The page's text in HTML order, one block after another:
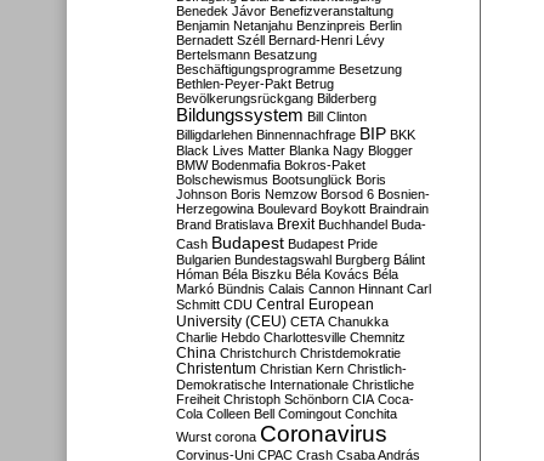
Benedek Jávor Benefizveranstaltung
Benjamin Netanjahu Benzinpreis Berlin
Bernadett Széll Bernard-Henri Lévy
Bertelsmann Besatzung
Beschäftigungsprogramme Besetzung
Bethlen-Peyer-Pakt Betrug
Bevölkerungsrückgang Bilderberg
Bildungssystem Bill Clinton
Billigdarlehen Binnennachfrage BIP BKK
Black Lives Matter Blanka Nagy Blogger
BMW Bodenmafia Bokros-Paket
Bolschewismus Bootsunglück Boris
Johnson Boris Nemzow Borsod 6 Bosnien-
Herzegowina Boulevard Boykott Braindrain
Brand Bratislava Brexit Buchhandel Buda-
Cash Budapest Budapest Pride
Bulgarien Bundestagswahl Burgberg Bálint
Hóman Béla Biszku Béla Kovács Béla
Markó Bündnis Calais Cannon Hinnant Carl
Schmitt CDU Central European
University (CEU) CETA Chanukka
Charlie Hebdo Charlottesville Chemnitz
China Christchurch Christdemokratie
Christentum Christian Kern Christlich-
Demokratische Internationale Christliche
Freiheit Christoph Schönborn CIA Coca-
Cola Colleen Bell Comingout Conchita
Wurst corona Coronavirus
Corvinus-Uni CPAC Crash Csaba András